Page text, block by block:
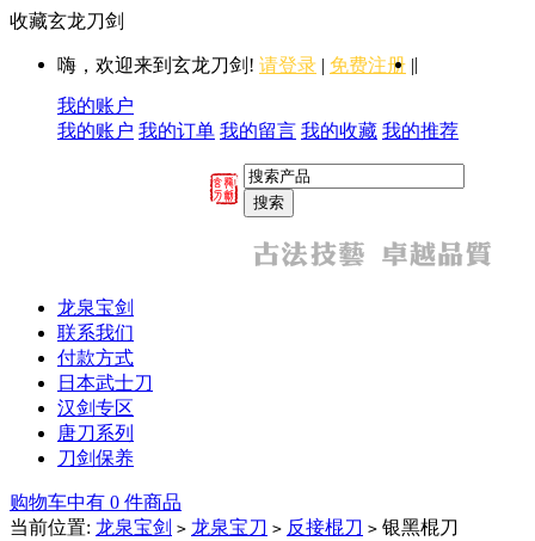
收藏玄龙刀剑
嗨，欢迎来到玄龙刀剑! 请登录 | 免费注册 ||
我的账户
我的账户 我的订单 我的留言 我的收藏 我的推荐
龙泉宝剑
联系我们
付款方式
日本武士刀
汉剑专区
唐刀系列
刀剑保养
购物车中有 0 件商品
当前位置: 龙泉宝剑 > 龙泉宝刀 > 反接棍刀 > 银黑棍刀